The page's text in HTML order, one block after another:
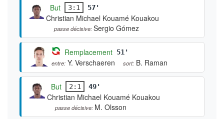
But 3:1 57'
Christian Michael Kouamé Kouakou
passe décisive:Sergio Gómez
Remplacement 51'
entre: Y. Verschaeren sort: B. Raman
But 2:1 49'
Christian Michael Kouamé Kouakou
passe décisive: M. Olsson